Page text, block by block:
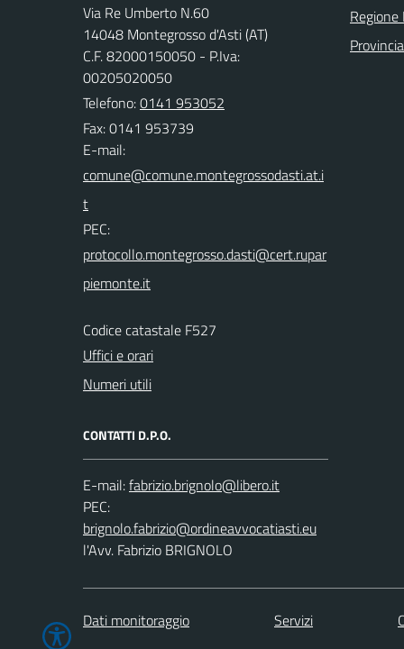
Via Re Umberto N.60
14048 Montegrosso d'Asti (AT)
C.F. 82000150050 - P.Iva:
00205020050
Telefono:0141 953052
Fax: 0141 953739
E-mail:
PEC:
Codice catastale F527
Uffici e orari
Numeri utili
CONTATTI D.P.O.
E-mail:
PEC:
l'Avv. Fabrizio BRIGNOLO
Dati monitoraggio Servizi